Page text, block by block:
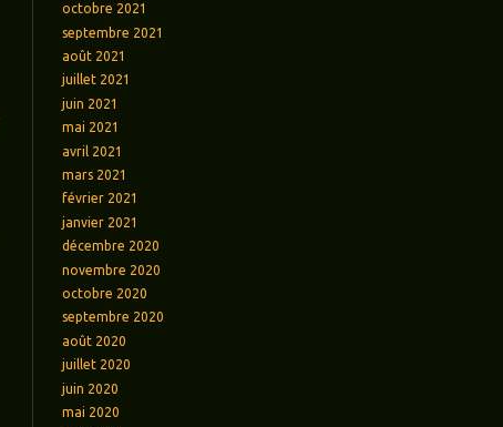
octobre 2021
septembre 2021
août 2021
juillet 2021
juin 2021
mai 2021
avril 2021
mars 2021
février 2021
janvier 2021
décembre 2020
novembre 2020
octobre 2020
septembre 2020
août 2020
juillet 2020
juin 2020
mai 2020